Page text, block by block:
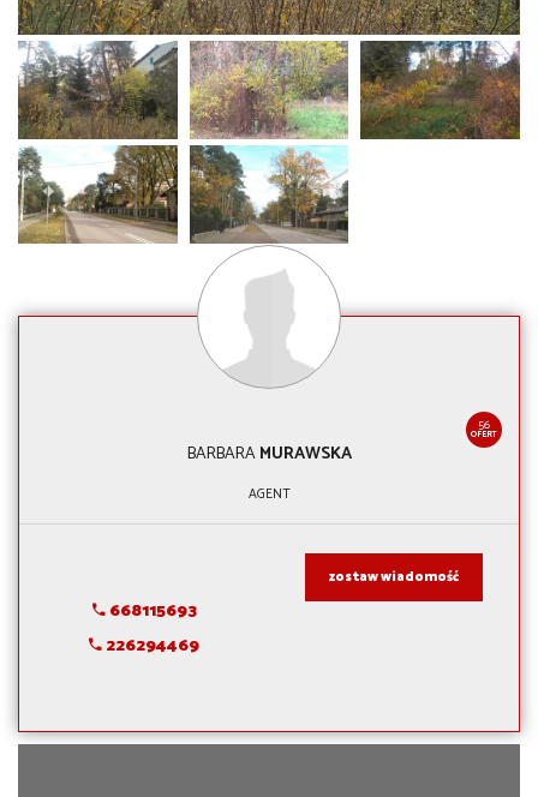
56
OFERT
BARBARAMURAWSKA
AGENT
668115693
226294469
zostaw wiadomość